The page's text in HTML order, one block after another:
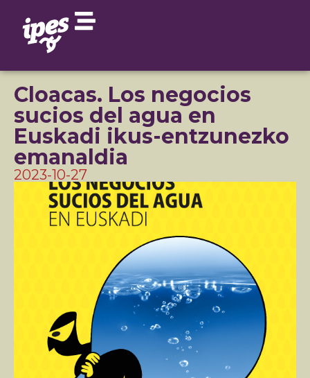
Cloacas. Los negocios
sucios del agua en
Euskadi ikus-entzunezko
emanaldia
2023-10-27